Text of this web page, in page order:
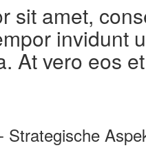
sit amet,
invidunt
At vero eos
Strategische